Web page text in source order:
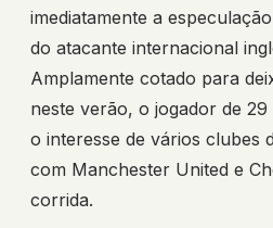
imediatamente a
do atacante internacional
Amplamente cotado para
neste verão, o jogador de
o interesse de vários clubes
com Manchester United e
corrida.